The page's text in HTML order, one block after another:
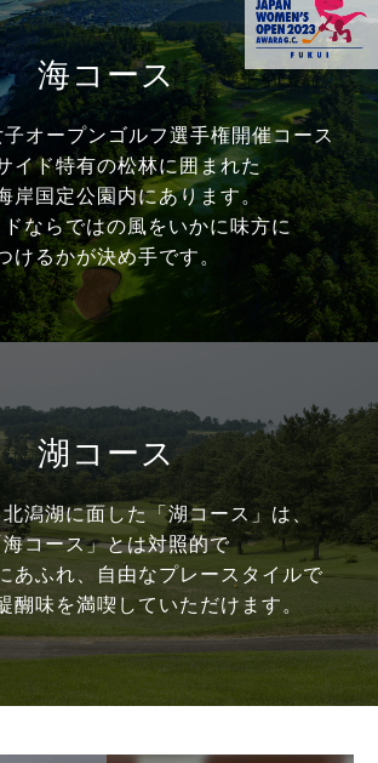
海コース
オープンゴルフ選手権開催コース
イド特有の松林に囲まれた
岸国定公園内にあります。
ならではの風をいかに味方に
けるかが決め手です。
湖コース
潟湖に面した「湖コース」は、
海コース」とは対照的で
あふれ、自由なプレースタイルで
醐味を満喫していただけます。